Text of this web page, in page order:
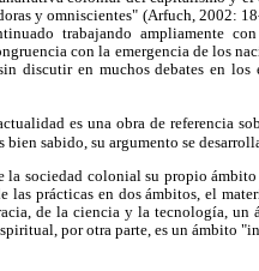
y omniscientes" (Arfuch, 2002:
trabajando ampliamente
con la emergencia de los
discutir en muchos debates en los
es una obra de referencia
sabido, su argumento se
sociedad colonial su propio
las prácticas en dos ámbitos, el
de la ciencia y la tecnología, un
por otra parte, es un ámbito